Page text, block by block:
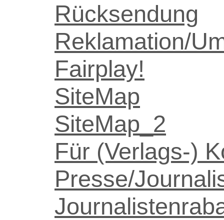
Rücksendung
Reklamation/
Fairplay!
SiteMap
SiteMap_2
Für (Verlags-)
Presse/